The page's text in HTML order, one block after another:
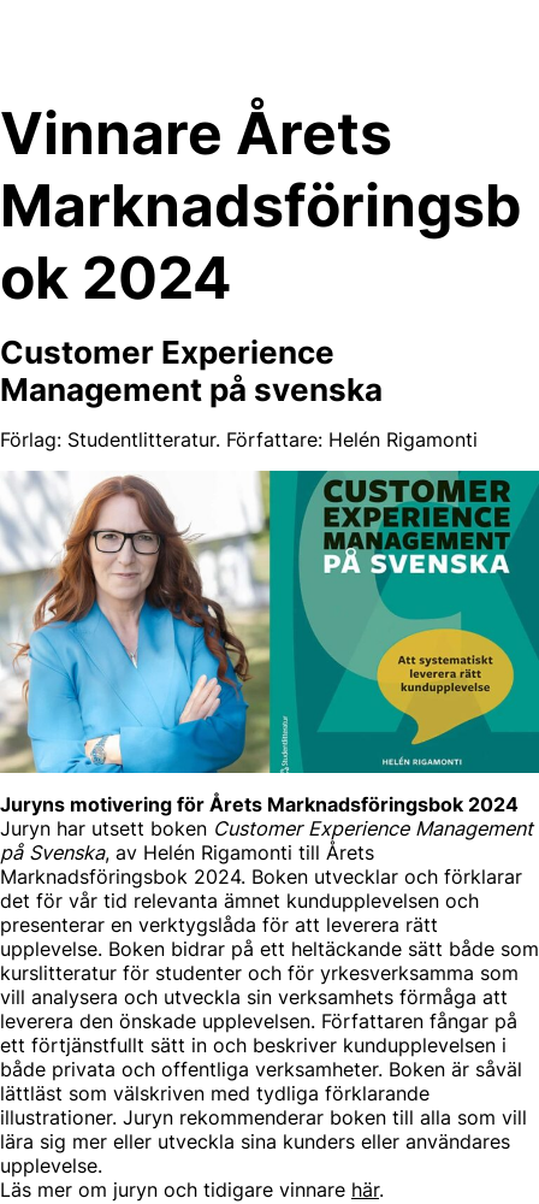
Vinnare Årets
Marknadsföringsb
ok 2024
Customer Experience
Management på svenska
Förlag: Studentlitteratur. Författare: Helén Rigamonti
Juryns motivering för Årets Marknadsföringsbok 2024
Juryn har utsett boken Customer Experience Management
på Svenska, av Helén Rigamonti till Årets
Marknadsföringsbok 2024. Boken utvecklar och förklarar
det för vår tid relevanta ämnet kundupplevelsen och
presenterar en verktygslåda för att leverera rätt
upplevelse. Boken bidrar på ett heltäckande sätt både som
kurslitteratur för studenter och för yrkesverksamma som
vill analysera och utveckla sin verksamhets förmåga att
leverera den önskade upplevelsen. Författaren fångar på
ett förtjänstfullt sätt in och beskriver kundupplevelsen i
både privata och offentliga verksamheter. Boken är såväl
lättläst som välskriven med tydliga förklarande
illustrationer. Juryn rekommenderar boken till alla som vill
lära sig mer eller utveckla sina kunders eller användares
upplevelse.
Läs mer om juryn och tidigare vinnare här.